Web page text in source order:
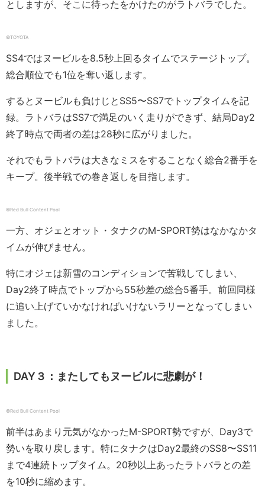
としますが、そこに待ったをかけたのがラトバラでした。
©︎TOYOTA
SS4ではヌービルを8.5秒上回るタイムでステージトップ。
総合順位でも1位を奪い返します。
するとヌービルも負けじとSS5〜SS7でトップタイムを記
録。ラトバラはSS7で満足のいく走りができず、結局Day2
終了時点で両者の差は28秒に広がりました。
それでもラトバラは大きなミスをすることなく総合2番手を
キープ。後半戦での巻き返しを目指します。
©︎Red Bull Content Pool
一方、オジェとオット・タナクのM-SPORT勢はなかなかタ
イムが伸びません。
特にオジェは新雪のコンディションで苦戦してしまい、
Day2終了時点でトップから55秒差の総合5番手。前回同様
に追い上げていかなければいけないラリーとなってしまい
ました。
DAY３：またしてもヌービルに悲劇が！
©︎Red Bull Content Pool
前半はあまり元気がなかったM-SPORT勢ですが、Day3で
勢いを取り戻します。特にタナクはDay2最終のSS8〜SS11
まで4連続トップタイム。20秒以上あったラトバラとの差
を10秒に縮めます。